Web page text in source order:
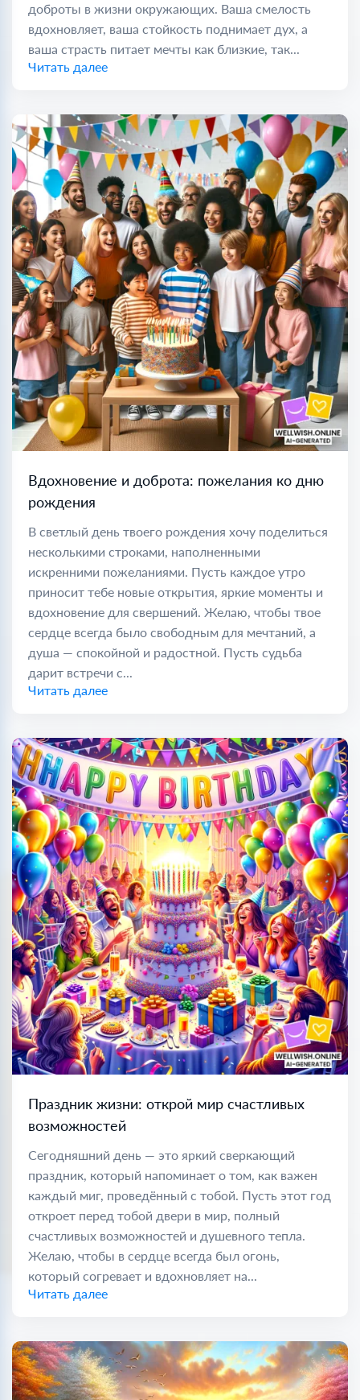
доброты в жизни окружающих. Ваша смелость
вдохновляет, ваша стойкость поднимает дух, а
ваша страсть питает мечты как близкие, так...
Читать далее
Вдохновение и доброта: пожелания ко дню
рождения
В светлый день твоего рождения хочу поделиться
несколькими строками, наполненными
искренними пожеланиями. Пусть каждое утро
приносит тебе новые открытия, яркие моменты и
вдохновение для свершений. Желаю, чтобы твое
сердце всегда было свободным для мечтаний, а
душа — спокойной и радостной. Пусть судьба
дарит встречи с...
Читать далее
Праздник жизни: открой мир счастливых
возможностей
Сегодняшний день — это яркий сверкающий
праздник, который напоминает о том, как важен
каждый миг, проведённый с тобой. Пусть этот год
откроет перед тобой двери в мир, полный
счастливых возможностей и душевного тепла.
Желаю, чтобы в сердце всегда был огонь,
который согревает и вдохновляет на...
Читать далее